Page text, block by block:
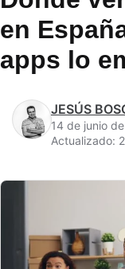
en
apps lo
JESÚS
14 de junio
Actualizado: